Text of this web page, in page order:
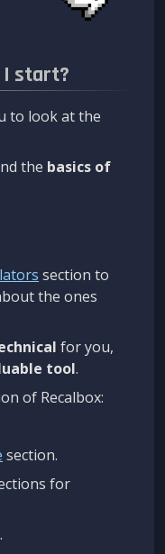
I start?
to look at the
the basics of
section to
the ones
for you,
tool.
of Recalbox:
section.
for
.